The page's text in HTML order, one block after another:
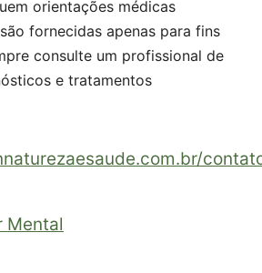
orientações médicas
fornecidas apenas para fins
consulte um profissional de
e tratamentos
Mental